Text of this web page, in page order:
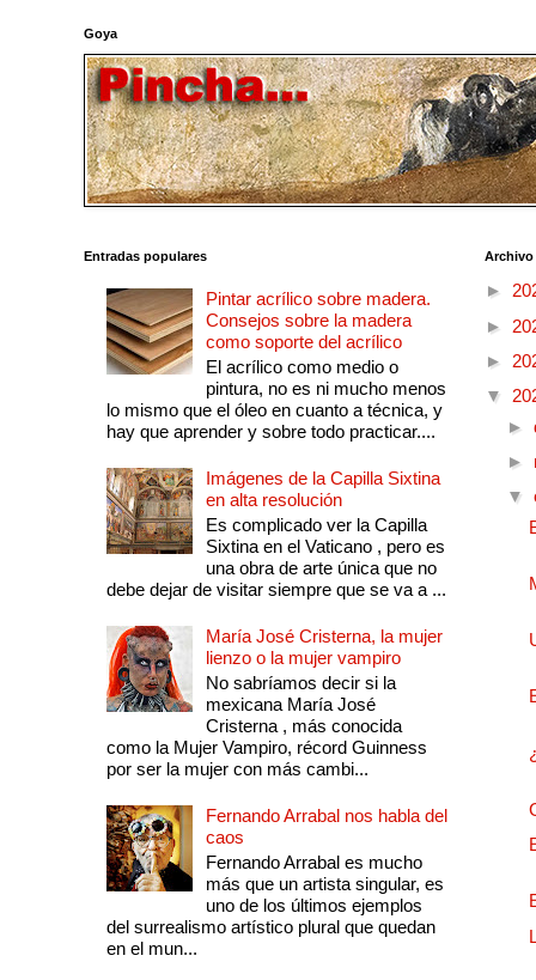
Goya
Entradas populares
Pintar acrílico sobre madera.
Consejos sobre la madera
como soporte del acrílico
El acrílico como medio o
pintura, no es ni mucho menos
lo mismo que el óleo en cuanto a técnica, y
hay que aprender y sobre todo practicar....
Imágenes de la Capilla Sixtina
en alta resolución
Es complicado ver la Capilla
Sixtina en el Vaticano , pero es
una obra de arte única que no
debe dejar de visitar siempre que se va a ...
María José Cristerna, la mujer
lienzo o la mujer vampiro
No sabríamos decir si la
mexicana María José
Cristerna , más conocida
como la Mujer Vampiro, récord Guinness
por ser la mujer con más cambi...
Fernando Arrabal nos habla del
caos
Fernando Arrabal es mucho
más que un artista singular, es
uno de los últimos ejemplos
del surrealismo artístico plural que quedan
en el mun...
►
►
►
▼
►
►
▼